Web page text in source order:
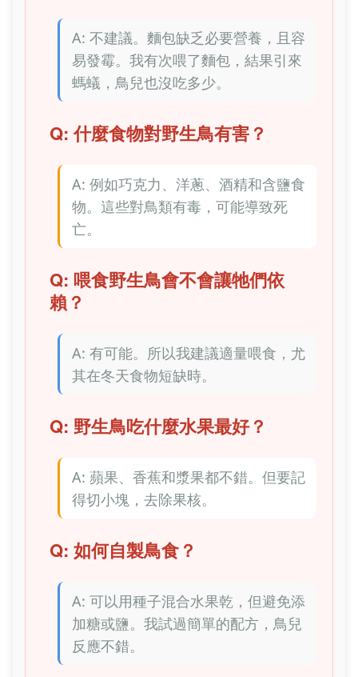
A: 不建議。麵包缺乏必要營養，且容
易發霉。我有次喂了麵包，結果引來
螞蟻，鳥兒也沒吃多少。
Q: 什麼食物對野生鳥有害？
A: 例如巧克力、洋蔥、酒精和含鹽食
物。這些對鳥類有毒，可能導致死
亡。
Q: 喂食野生鳥會不會讓牠們依
賴？
A: 有可能。所以我建議適量喂食，尤
其在冬天食物短缺時。
Q: 野生鳥吃什麼水果最好？
A: 蘋果、香蕉和漿果都不錯。但要記
得切小塊，去除果核。
Q: 如何自製鳥食？
A: 可以用種子混合水果乾，但避免添
加糖或鹽。我試過簡單的配方，鳥兒
反應不錯。